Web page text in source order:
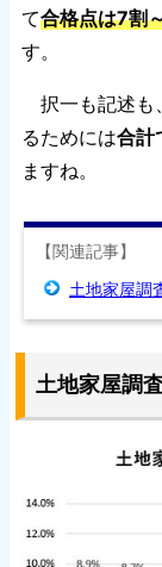
て合格点は7割
す。
択一も記述も、
るためには合計
ますね。
【関連記事】
土地家屋調
土地家屋調